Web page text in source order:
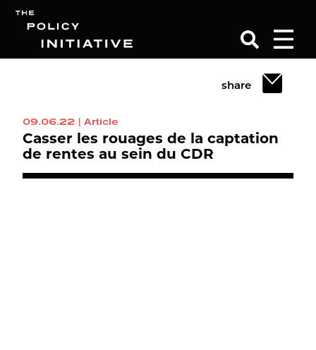
share
09.06.22 Article
Casser les rouages de la captation
de rentes au sein du CDR